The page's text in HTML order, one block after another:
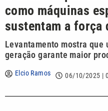
como máquinas
sustentam a força
Levantamento mostra que
geração garante maior
Elcio Ramos 06/10/2025 |